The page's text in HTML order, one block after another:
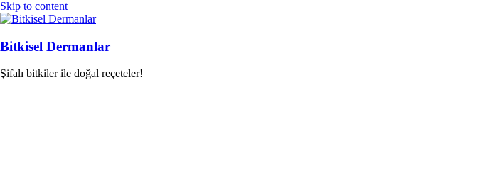
Skip to content
Bitkisel Dermanlar
Şifalı bitkiler ile doğal reçeteler!